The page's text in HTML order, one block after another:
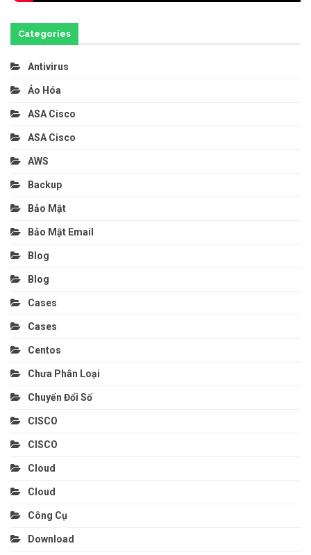
Categories
Antivirus
Ảo Hóa
ASA Cisco
ASA Cisco
AWS
Backup
Bảo Mật
Bảo Mật Email
Blog
Blog
Cases
Cases
Centos
Chưa Phân Loại
Chuyển Đổi Số
CISCO
CISCO
Cloud
Cloud
Công Cụ
Download